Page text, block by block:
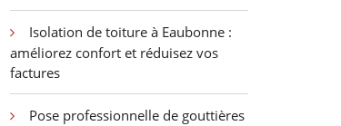
Isolation de toiture à Eaubonne :
améliorez confort et réduisez vos
factures
Pose professionnelle de gouttières